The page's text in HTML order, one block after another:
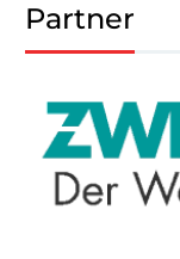
Partner